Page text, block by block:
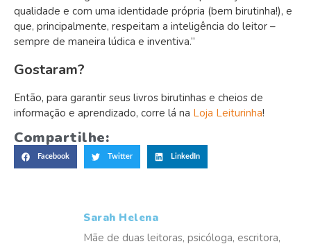
qualidade e com uma identidade própria (bem birutinha!), e
que, principalmente, respeitam a inteligência do leitor –
sempre de maneira lúdica e inventiva.”
Gostaram?
Então, para garantir seus livros birutinhas e cheios de
informação e aprendizado, corre lá na Loja Leiturinha!
Compartilhe:
Facebook Twitter LinkedIn
Sarah Helena
Mãe de duas leitoras, psicóloga, escritora,